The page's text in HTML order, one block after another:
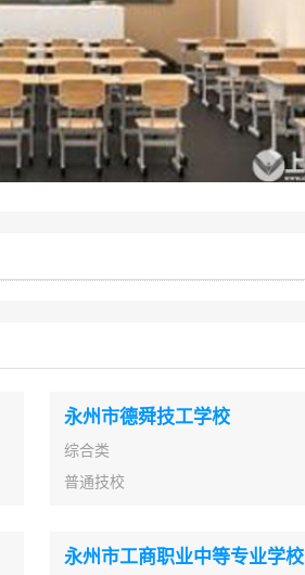
永州市德舜技工学校
综合类
普通技校
永州市工商职业中等专业学校